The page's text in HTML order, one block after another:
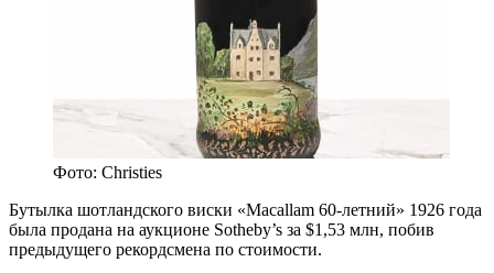
Фото: Christies
Бутылка шотландского виски «Macallam 60-летний» 1926 года
была продана на аукционе Sotheby’s за $1,53 млн, побив
предыдущего рекордсмена по стоимости.